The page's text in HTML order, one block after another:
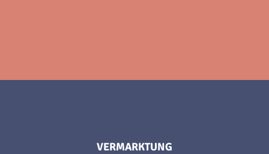
VERMARKTUNG